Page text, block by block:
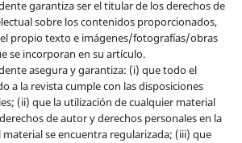
garantiza ser el titular de los derechos de
sobre los contenidos proporcionados,
el propio texto e imágenes/fotografías/obras
se incorporan en su artículo.
asegura y garantiza: (i) que todo el
a la revista cumple con las disposiciones
(ii) que la utilización de cualquier material
de autor y derechos personales en la
se encuentra regularizada; (iii) que